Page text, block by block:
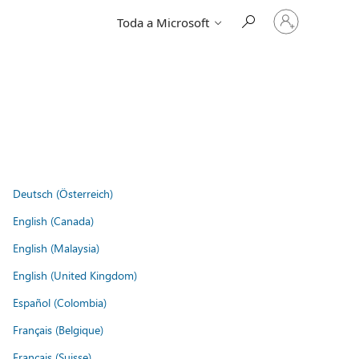
Toda a Microsoft
Entre
em
sua
Deutsch (Österreich)
English (Canada)
English (Malaysia)
English (United Kingdom)
Español (Colombia)
Français (Belgique)